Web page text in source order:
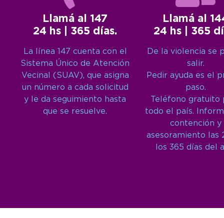
Llamá al 147
24 hs | 365 días.
La línea 147 cuenta con el
Sistema Único de Atención
Vecinal (SUAV), que asigna
un número a cada solicitud
y le da seguimiento hasta
que se resuelve.
Llamá al
24 hs | 365
De la violencia se
salir.
Pedir ayuda es el
paso.
Teléfono gratuito
todo el país.
contención y
asesoramiento las
los 365 días del